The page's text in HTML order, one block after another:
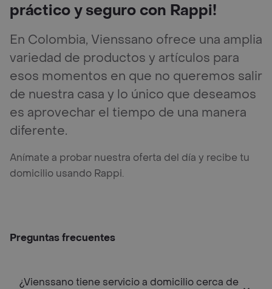
práctico y seguro con Rappi!
En Colombia, Vienssano ofrece una amplia
variedad de productos y artículos para
esos momentos en que no queremos salir
de nuestra casa y lo único que deseamos
es aprovechar el tiempo de una manera
diferente.
Anímate a probar nuestra oferta del día y recibe tu
domicilio usando Rappi.
Preguntas frecuentes
¿Vienssano tiene servicio a domicilio cerca de